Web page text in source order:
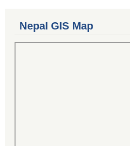
Nepal GIS Map